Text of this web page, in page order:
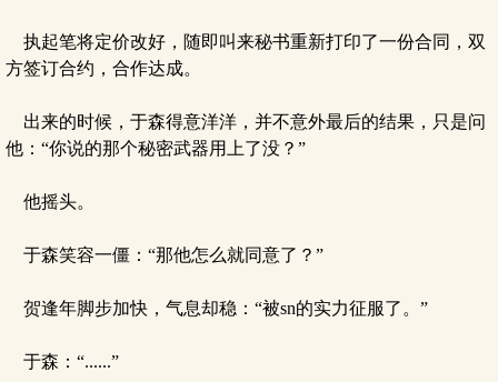
执起笔将定价改好，随即叫来秘书重新打印了一份合同，双
方签订合约，合作达成。
出来的时候，于森得意洋洋，并不意外最后的结果，只是问
他：“你说的那个秘密武器用上了没？”
他摇头。
于森笑容一僵：“那他怎么就同意了？”
贺逢年脚步加快，气息却稳：“被sn的实力征服了。”
于森：“......”